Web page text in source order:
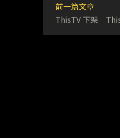
前一篇文章
ThisTV 下架